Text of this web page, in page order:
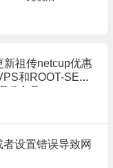
新祖传netcup优惠
和ROOT-SER
/2个月
设置错误导致网